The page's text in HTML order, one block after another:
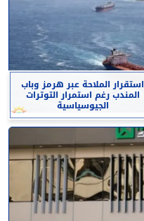
استقرار الملاحة عبر هرمز وباب
المندب رغم استمرار التوترات
الجيوسياسية